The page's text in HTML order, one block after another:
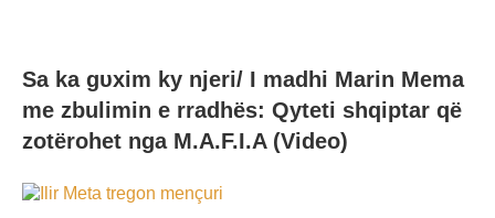
Sa ka gυxim ky njeri/ I madhi Marin Mema
me zbulimin e rradhës: Qyteti shqiptar që
zotërohet nga M.A.F.I.A (Video)